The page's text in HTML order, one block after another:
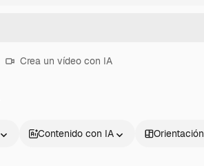
Crea un vídeo con IA
Contenido con IA Orientación